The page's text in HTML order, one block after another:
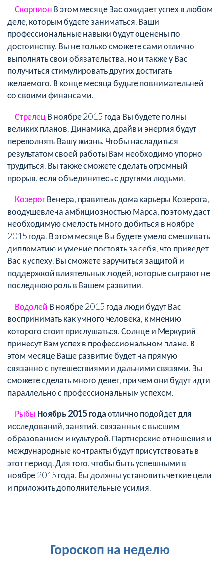
Скорпион В этом месяце Вас ожидает успех в любом
деле, которым будете заниматься. Ваши
профессиональные навыки будут оценены по
достоинству. Вы не только сможете сами отлично
выполнять свои обязательства, но и также у Вас
получиться стимулировать других достигать
желаемого. В конце месяца будьте повнимательней
со своими финансами.
СтрелецВ ноябре 2015 года Вы будете полны
великих планов. Динамика, драйв и энергия будут
переполнять Вашу жизнь. Чтобы насладиться
результатом своей работы Вам необходимо упорно
трудиться. Вы также сможете сделать огромный
прорыв, если объединитесь с другими людьми.
КозерогВенера, правитель дома карьеры Козерога,
воодушевлена амбициозностью Марса, поэтому даст
необходимую смелость много добиться в ноябре
2015 года. В этом месяце Вы будете умело смешивать
дипломатию и умение постоять за себя, что приведет
Вас к успеху. Вы сможете заручиться защитой и
поддержкой влиятельных людей, которые сыграют не
последнюю роль в Вашем развитии.
Водолей В ноябре 2015 года люди будут Вас
воспринимать как умного человека, к мнению
которого стоит прислушаться. Солнце и Меркурий
принесут Вам успех в профессиональном плане. В
этом месяце Ваше развитие будет на прямую
связанно с путешествиями и дальними связями. Вы
сможете сделать много денег, при чем они будут идти
параллельно с профессиональным успехом.
Рыбы Ноябрь 2015 годаотлично подойдет для
исследований, занятий, связанных с высшим
образованием и культурой. Партнерские отношения и
международные контракты будут присутствовать в
этот период. Для того, чтобы быть успешными в
ноябре 2015 года, Вы должны установить четкие цели
и приложить дополнительные усилия.
Гороскоп на неделю